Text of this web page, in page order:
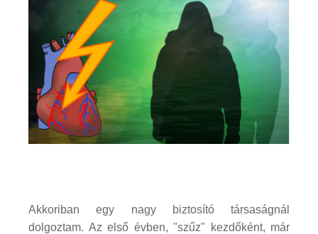
Akkoriban egy nagy biztosító társaságnál
dolgoztam. Az első évben, "szűz" kezdőként, már